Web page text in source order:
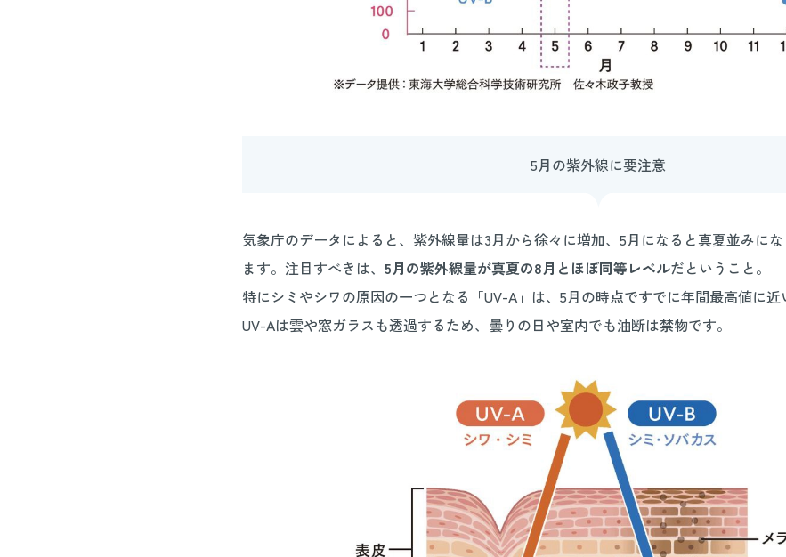
5月の紫外線に要注意
気象庁のデータによると、紫外線量は3月から徐々に増加、5月になると真夏並みに
ます。注目すべきは、 5月の紫外線量が真夏の8月とほぼ同等レベルだということ。
特にシミやシワの原因の一つとなる「UV-A」は、5月の時点ですでに年間最高値に近
UV-Aは雲や窓ガラスも透過するため、曇りの日や室内でも油断は禁物です。